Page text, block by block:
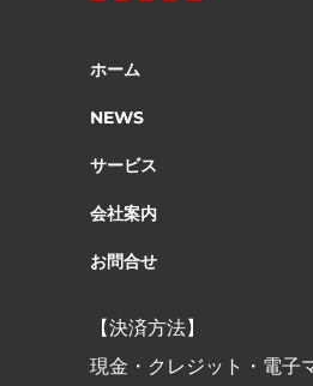
ホーム
NEWS
サービス
会社案内
お問合せ
【決済方法】
現金・クレジット・電子